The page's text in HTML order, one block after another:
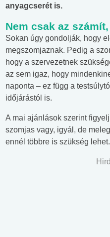
anyagcserét is.
Nem csak az
Sokan úgy gondolják, hogy
megszomjaznak. Pedig a
hogy a szervezetnek
az sem igaz, hogy
naponta – ez függ a
időjárástól is.
A mai ajánlások szerint
szomjas vagy, igyál, de
ennél többre is szükség lehet.